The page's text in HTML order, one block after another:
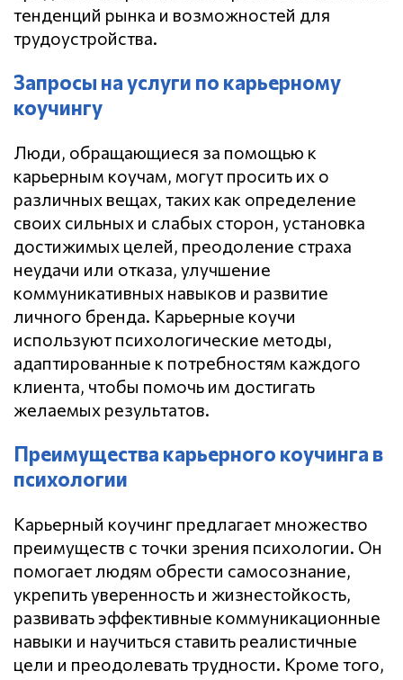
тенденций рынка и возможностей для
трудоустройства.
Запросы на услуги по карьерному
коучингу
Люди, обращающиеся за помощью к
карьерным коучам, могут просить их о
различных вещах, таких как определение
своих сильных и слабых сторон, установка
достижимых целей, преодоление страха
неудачи или отказа, улучшение
коммуникативных навыков и развитие
личного бренда. Карьерные коучи
используют психологические методы,
адаптированные к потребностям каждого
клиента, чтобы помочь им достигать
желаемых результатов.
Преимущества карьерного коучинга в
психологии
Карьерный коучинг предлагает множество
преимуществ с точки зрения психологии. Он
помогает людям обрести самосознание,
укрепить уверенность и жизнестойкость,
развивать эффективные коммуникационные
навыки и научиться ставить реалистичные
цели и преодолевать трудности. Кроме того,